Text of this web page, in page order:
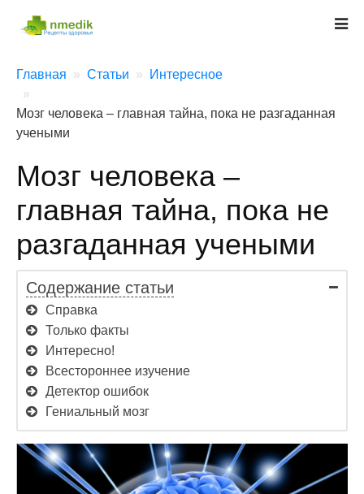
Главная Статьи Интересное
Мозг человека – главная тайна, пока не разгаданная
учеными
Мозг человека –
главная тайна, пока не
разгаданная учеными
Содержание статьи
Справка
Только факты
Интересно!
Всестороннее изучение
Детектор ошибок
Гениальный мозг